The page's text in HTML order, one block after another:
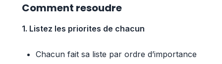
Comment resoudre
1. Listez les priorites de chacun
Chacun fait sa liste par ordre d’importance